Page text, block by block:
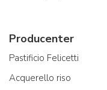
Producenter
Pastificio Felicetti
Acquerello riso